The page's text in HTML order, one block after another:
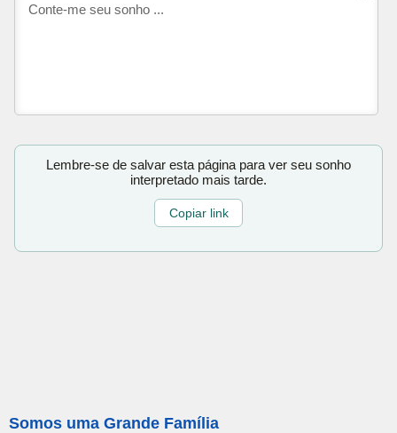
Lembre-se de salvar esta página para ver seu sonho
interpretado mais tarde.
Copiar link
Somos uma Grande Família